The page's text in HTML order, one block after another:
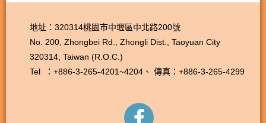
地址：320314桃園市中壢區中北路200號
No. 200, Zhongbei Rd., Zhongli Dist., Taoyuan City
320314, Taiwan (R.O.C.)
Tel ：+886-3-265-4201~4204、 傳真：+886-3-265-4299